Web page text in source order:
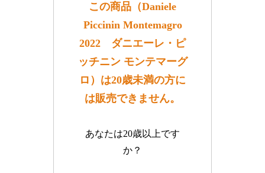
この商品（Daniele
Piccinin Montemagro
2022 ダニエーレ・ピ
ッチニン モンテマーグ
ロ）は20歳未満の方に
は販売できません。
あなたは20歳以上です
か？